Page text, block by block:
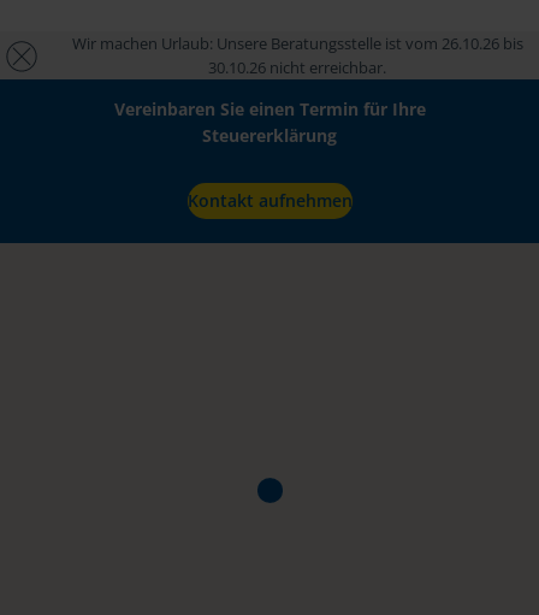
Wir machen Urlaub: Unsere Beratungsstelle ist vom 26.10.26 bis
30.10.26 nicht erreichbar.
Vereinbaren Sie einen Termin für Ihre
Steuererklärung
Kontakt aufnehmen